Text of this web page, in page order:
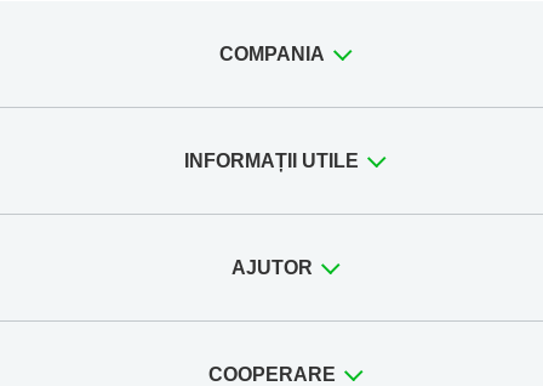
COMPANIA
INFORMAȚII UTILE
AJUTOR
COOPERARE